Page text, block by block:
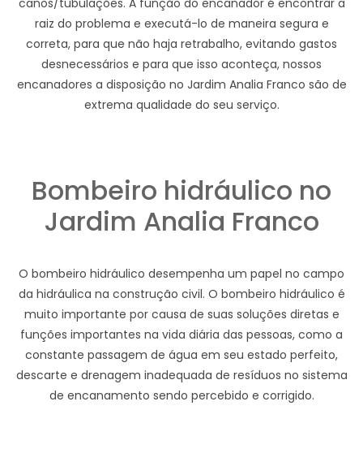
canos/tubulações. A função do encanador é encontrar a
raiz do problema e executá-lo de maneira segura e
correta, para que não haja retrabalho, evitando gastos
desnecessários e para que isso aconteça, nossos
encanadores a disposição no Jardim Analia Franco são de
extrema qualidade do seu serviço.
Bombeiro hidráulico no
Jardim Analia Franco
O bombeiro hidráulico desempenha um papel no campo
da hidráulica na construção civil. O bombeiro hidráulico é
muito importante por causa de suas soluções diretas e
funções importantes na vida diária das pessoas, como a
constante passagem de água em seu estado perfeito,
descarte e drenagem inadequada de resíduos no sistema
de encanamento sendo percebido e corrigido.